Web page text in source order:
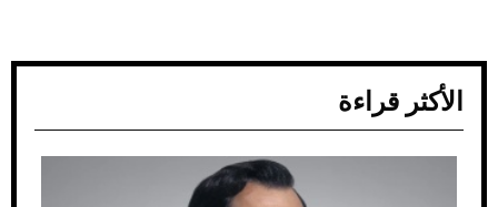
الأكثر قراءة